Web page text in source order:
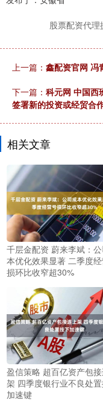
股票配资代理
上一篇： 鑫配资官网 冯
下一篇： 科元网 中国西
签署新的投资或经贸合
相关文章
千层金配资 蔚来李斌：
本优化效果显著 二季度
损环比收窄超30%
盈信策略 超百亿资产包
架 四季度银行业不良处
加速键